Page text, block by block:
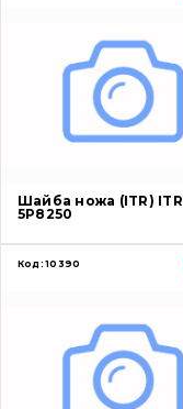
Шайба ножа (ITR) ITR
5P8250
Код: 10390